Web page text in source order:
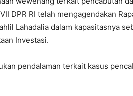
DPR RI telah mengagendakan
Lahadalia dalam kapasitasnya
Investasi.
pendalaman terkait kasus